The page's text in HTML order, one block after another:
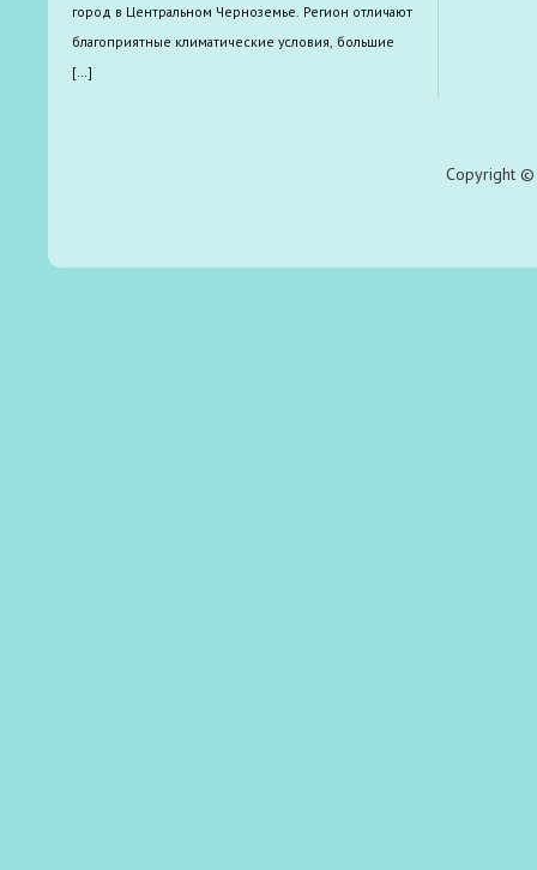
город в Центральном Черноземье. Регион отличают
благоприятные климатические условия, большие
[…]
Copyright ©